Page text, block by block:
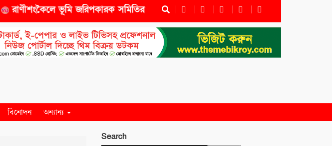
রাণীশংকৈলে ভূমি জরিপকারক সমিতির সভাপতি ওয়াকেয়া, সম্পাদক মিলন
বিনোদন অন্যান্য
Search